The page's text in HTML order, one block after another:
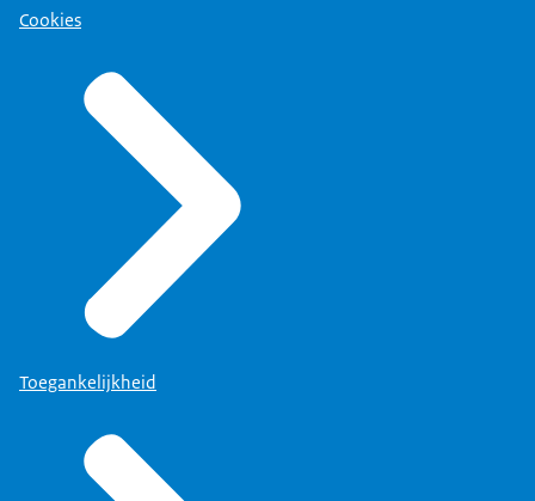
Cookies
Toegankelijkheid